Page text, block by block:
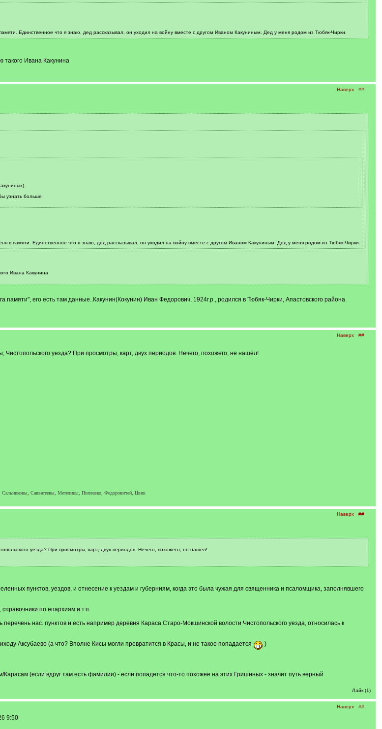
Единственное что я знаю, дед рассказывал, он уходил на войну вместе с другом Иваном Какуниным. Дед у меня родом из Тюбяк-Чирки.
такого Ивана Какунина
Наверх ##
узнать больше
в памяти. Единственное что я знаю, дед рассказывал, он уходил на войну вместе с другом Иваном Какуниным. Дед у меня родом из Тюбяк-Чирки.
Ивана Какунина
памяти", его есть там данные..Какунин(Кокунин) Иван Федорович, 1924г.р., родился в Тюбяк-Чирки, Апастовского района.
Наверх ##
Чистопольского уезда? При просмотры, карт, двух периодов. Нечего, похожего, не нашёл!
Савватеевы, Метелицы, Поплевко, Федоровичей, Цвик
Наверх ##
уезда? При просмотры, карт, двух периодов. Нечего, похожего, не нашёл!
пунктов, уездов, и отнесение к уездам и губерниям, когда это была чужая для священника и псаломщика, заполнявшего
по епархиям и т.п.
перечень нас. пунктов и есть например деревня Караса Старо-Мокшинской волости Чистопольского уезда, относилась к
Аксубаево (а что? Вполне Кисы могли превратится в Красы, и не такое попадается
)
(если вдруг там есть фамилии) - если попадется что-то похожее на этих Гришиных - значит путь верный
Лайк (1)
Наверх ##
9:50